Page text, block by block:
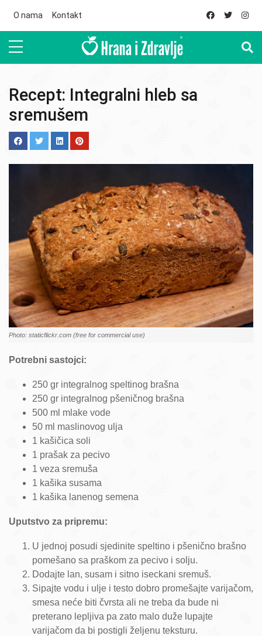
O nama Kontakt
Recept: Integralni hleb sa
sremušem
Photo: staticflickr.com (free for commercial use)
Potrebni sastojci:
250 gr integralnog speltinog brašna
250 gr integralnog pšeničnog brašna
500 ml mlake vode
50 ml maslinovog ulja
1 kašičica soli
1 prašak za pecivo
1 veza sremuša
1 kašika susama
1 kašika lanenog semena
Uputstvo za pripremu:
U jednoj posudi sjedinite speltino i pšenično brašno
pomešano sa praškom za pecivo i solju.
Dodajte lan, susam i sitno iseckani sremuš.
Sipajte vodu i ulje i testo dobro promešajte varijačom,
smesa neće biti čvrsta ali ne treba da bude ni
preterano lepljiva pa zato malo duže lupajte
varijačom da bi postigli željenu teksturu.